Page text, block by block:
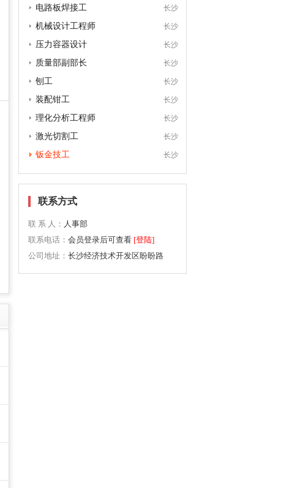
长沙
电路板焊接工
长沙
机械设计工程师
长沙
压力容器设计
长沙
质量部副部长
长沙
刨工
长沙
装配钳工
长沙
理化分析工程师
长沙
激光切割工
长沙
钣金技工
联系方式
联 系 人： 人事部
联系电话： 会员登录后可查看 [登陆]
公司地址： 长沙经济技术开发区盼盼路